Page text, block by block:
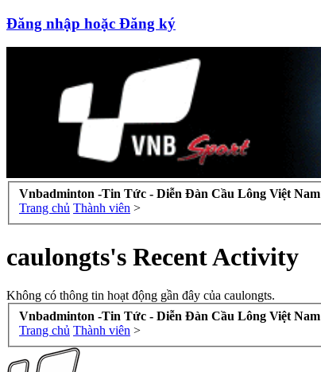
Đăng nhập hoặc Đăng ký
Vnbadminton -Tin Tức - Diễn Đàn Cầu Lông Việt Nam
Trang chủ Thành viên >
caulongts's Recent Activity
Không có thông tin hoạt động gần đây của caulongts.
Vnbadminton -Tin Tức - Diễn Đàn Cầu Lông Việt Nam
Trang chủ Thành viên >